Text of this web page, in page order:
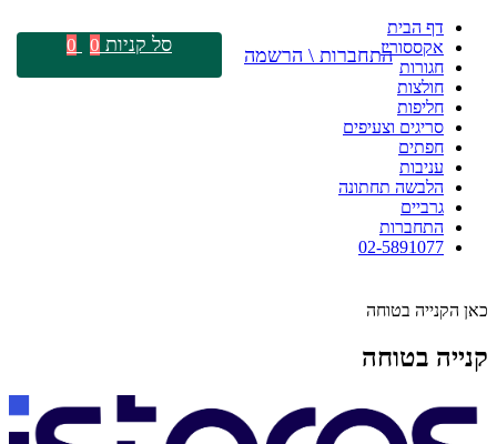
דף הבית
אקססוריז
חגורות
חולצות
חליפות
סריגים וצעיפים
חפתים
עניבות
הלבשה תחתונה
גרביים
התחברות
02-5891077
כאן הקנייה בטוחה
קנייה בטוחה
התחברות \ הרשמה סל קניות 0
0